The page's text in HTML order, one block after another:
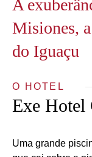
A
Misiones,
do Iguaçu
O HOTEL
Exe Hotel
Uma grande